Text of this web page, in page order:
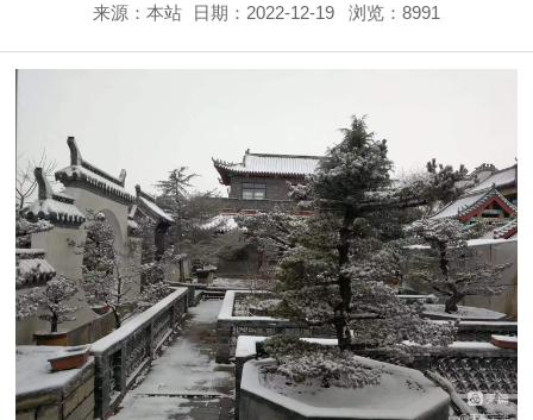
来源：本站 日期：2022-12-19 浏览：8991